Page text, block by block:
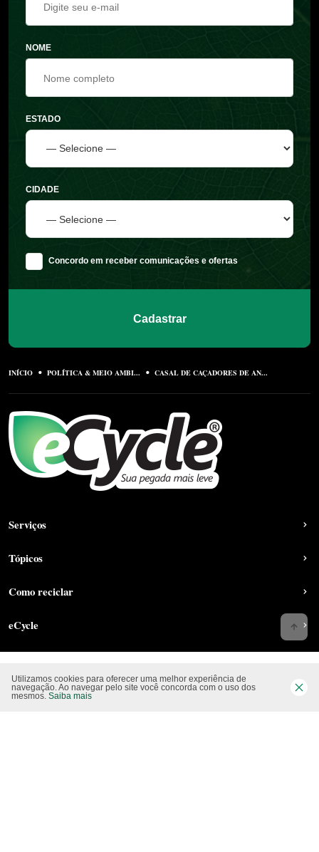
NOME
ESTADO
CIDADE
Concordo em receber comunicações e ofertas
Cadastrar
INÍCIO POLÍTICA & MEIO AMBI... CASAL DE CAÇADORES DE AN...
Serviços
Tópicos
Como reciclar
eCycle
Siga-nos nas rede sociais
Utilizamos cookies para oferecer uma melhor experiência de
navegação. Ao navegar pelo site você concorda com o uso dos
mesmos. Saiba mais